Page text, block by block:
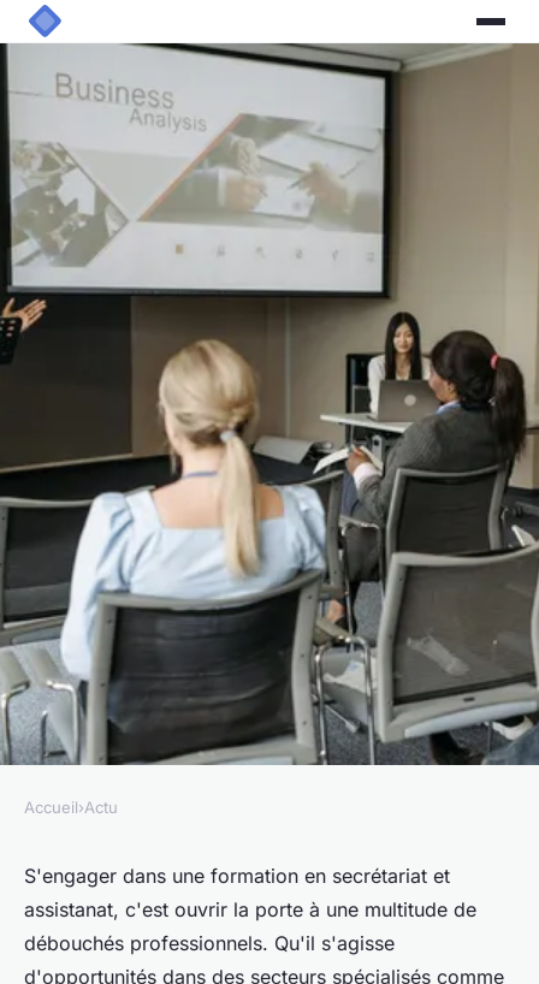
Formation secrétariat et
assistanat : quels sont les
débouchés possibles
Accueil›Actu
S'engager dans une formation en secrétariat et
assistanat, c'est ouvrir la porte à une multitude de
débouchés professionnels. Qu'il s'agisse
d'opportunités dans des secteurs spécialisés comme